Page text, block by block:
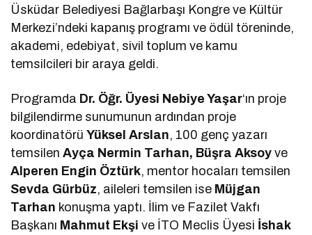
Üsküdar Belediyesi Bağlarbaşı Kongre ve Kültür
Merkezi’ndeki kapanış programı ve ödül töreninde,
akademi, edebiyat, sivil toplum ve kamu
temsilcileri bir araya geldi.
Programda Dr. Öğr. Üyesi Nebiye Yaşar‘ın proje
bilgilendirme sunumunun ardından proje
koordinatörüYüksel Arslan, 100 genç yazarı
temsilenAyça Nermin Tarhan, Büşra Aksoy ve
Alperen Engin Öztürk, mentor hocaları temsilen
Sevda Gürbüz, aileleri temsilen ise Müjgan
Tarhan konuşma yaptı. İlim ve Fazilet Vakfı
Başkanı Mahmut Ekşive İTO Meclis Üyesi İshak